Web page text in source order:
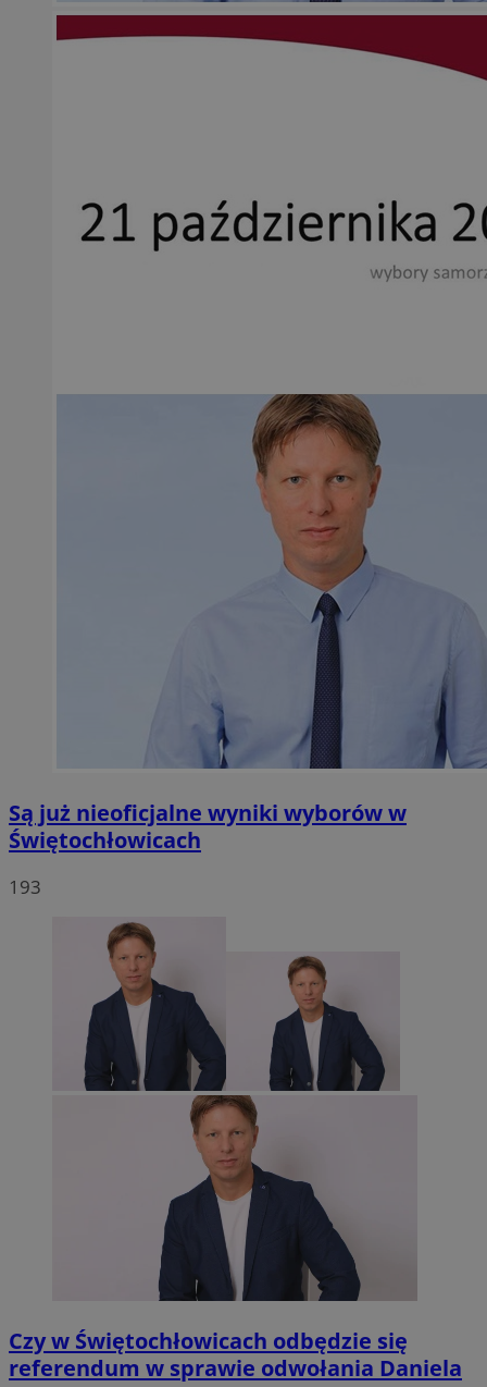
Są już nieoficjalne wyniki wyborów w
Świętochłowicach
193
Czy w Świętochłowicach odbędzie się
referendum w sprawie odwołania Daniela